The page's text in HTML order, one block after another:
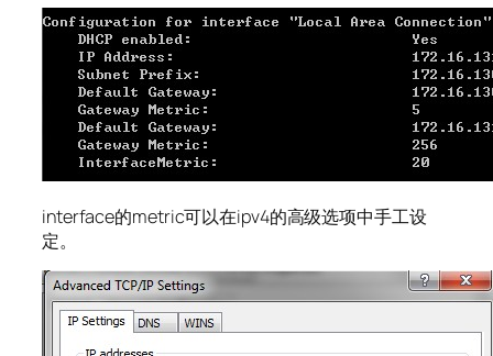
interface的metric可以在ipv4的高级选项中手工设
定。